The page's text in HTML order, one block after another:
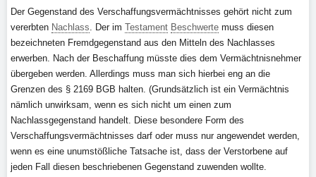
Der Gegenstand des Verschaffungsvermächtnisses gehört nicht zum
vererbten Nachlass. Der im Testament Beschwerte muss diesen
bezeichneten Fremdgegenstand aus den Mitteln des Nachlasses
erwerben. Nach der Beschaffung müsste dies dem Vermächtnisnehmer
übergeben werden. Allerdings muss man sich hierbei eng an die
Grenzen des § 2169 BGB halten. (Grundsätzlich ist ein Vermächtnis
nämlich unwirksam, wenn es sich nicht um einen zum
Nachlassgegenstand handelt. Diese besondere Form des
Verschaffungsvermächtnisses darf oder muss nur angewendet werden,
wenn es eine unumstößliche Tatsache ist, dass der Verstorbene auf
jeden Fall diesen beschriebenen Gegenstand zuwenden wollte.